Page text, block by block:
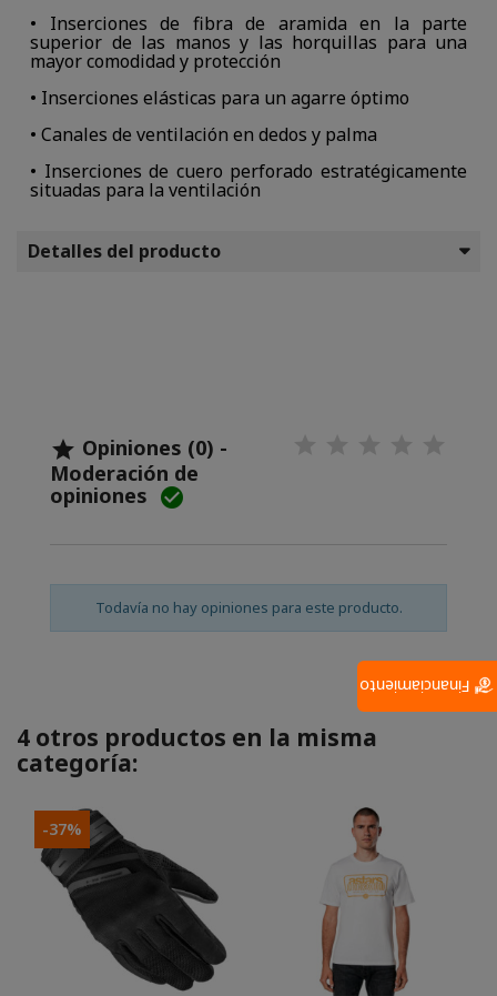
• Inserciones de fibra de aramida en la parte
superior de las manos y las horquillas para una
mayor comodidad y protección
• Inserciones elásticas para un agarre óptimo
• Canales de ventilación en dedos y palma
• Inserciones de cuero perforado estratégicamente
situadas para la ventilación
Detalles del producto
 Opiniones (0) -
Moderación de
opiniones 
Todavía no hay opiniones para este producto.
4 otros productos en la misma
categoría:
-37%
Financiamiento